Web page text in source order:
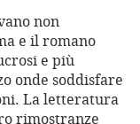
non
e il romano
e più
onde soddisfare
La letteratura
rimostranze